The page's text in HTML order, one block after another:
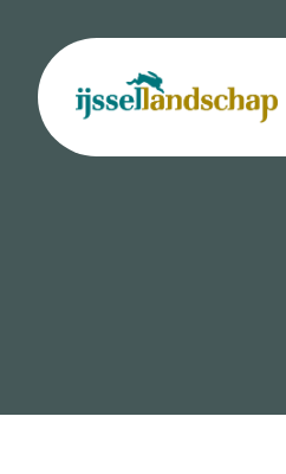
inhoud